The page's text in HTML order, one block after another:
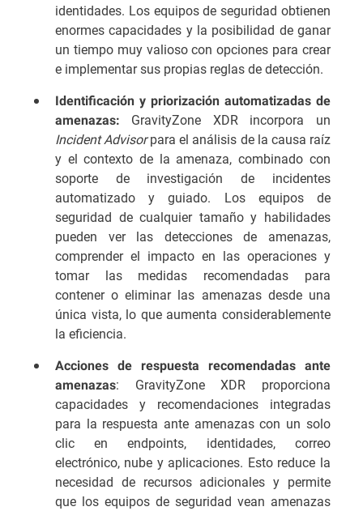
identidades. Los equipos de seguridad obtienen
enormes capacidades y la posibilidad de ganar
un tiempo muy valioso con opciones para crear
e implementar sus propias reglas de detección.
Identificación y priorización automatizadas de
amenazas:
GravityZone XDR incorpora un
Incident Advisorpara el análisis de la causa raíz
y el contexto de la amenaza, combinado con
soporte de investigación de incidentes
automatizado y guiado. Los equipos de
seguridad de cualquier tamaño y habilidades
pueden ver las detecciones de amenazas,
comprender el impacto en las operaciones y
tomar las medidas recomendadas para
contener o eliminar las amenazas desde una
única vista, lo que aumenta considerablemente
la eficiencia.
Acciones de respuesta recomendadas ante
amenazas: GravityZone XDR proporciona
capacidades y recomendaciones integradas
para la respuesta ante amenazas con un solo
clic en endpoints, identidades, correo
electrónico, nube y aplicaciones. Esto reduce la
necesidad de recursos adicionales y permite
que los equipos de seguridad vean amenazas